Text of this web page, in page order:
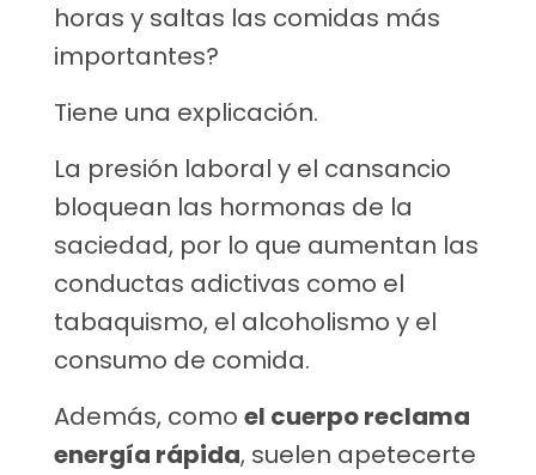
horas y saltas las comidas más
importantes?
Tiene una explicación.
La presión laboral y el cansancio
bloquean las hormonas de la
saciedad, por lo que aumentan las
conductas adictivas como el
tabaquismo, el alcoholismo y el
consumo de comida.
Además, como el cuerpo reclama
energía rápida, suelen apetecerte